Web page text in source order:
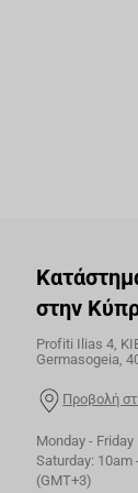
στην
Profiti Ilias 4,
Germasogeia,
Προβολή
Monday -
Saturday: 10am
(GMT+3)